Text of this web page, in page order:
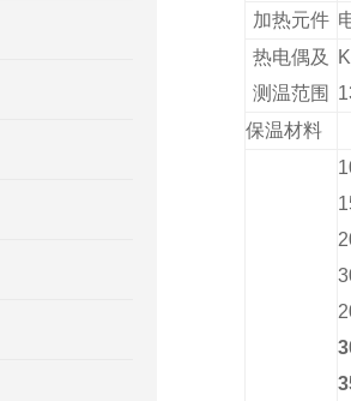
加热元件
热电偶及
测温范围
保温材料
3